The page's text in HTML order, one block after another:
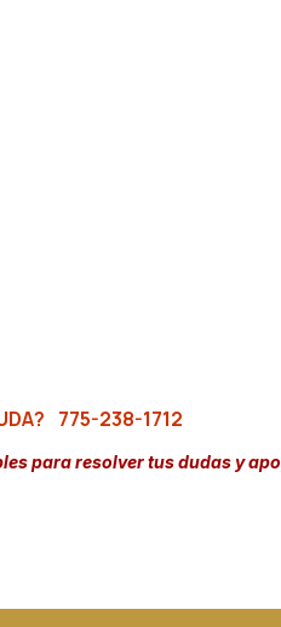
775-238-1712
para resolver tus dudas y